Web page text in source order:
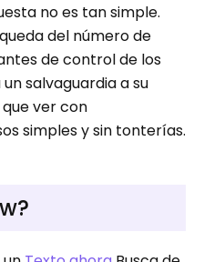
no es tan simple.
del número de
de control de los
salvaguardia a su
ver con
simples y sin tonterías.